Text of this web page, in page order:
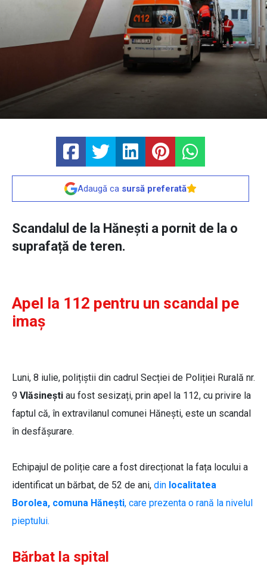
Adaugă ca sursă preferată
Scandalul de la Hănești a pornit de la o
suprafață de teren.
Apel la 112 pentru un scandal pe
imaș
Luni, 8 iulie, polițiștii din cadrul Secției de Poliției Rurală nr.
9 Vlăsinești au fost sesizați, prin apel la 112, cu privire la
faptul că, în extravilanul comunei Hănești, este un scandal
în desfășurare.
Echipajul de poliție care a fost direcționat la fața locului a
identificat un bărbat, de 52 de ani, din localitatea
Borolea, comuna Hănești, care prezenta o rană la nivelul
pieptului.
Bărbat la spital